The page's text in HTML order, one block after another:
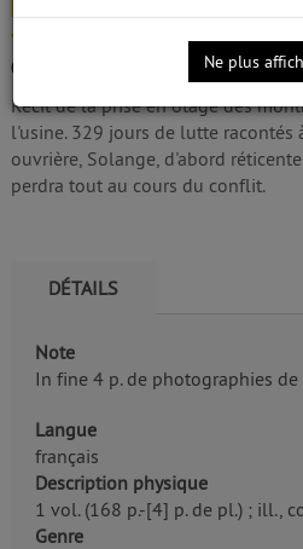
/5
0
Galandon, Laurent
Edité parDargaud
Récit de la prise en otage des
l'usine. 329 jours de lutte racontés
ouvrière, Solange, d'abord
perdra tout au cours du conflit.
DÉTAILS
Note
In fine 4 p. de photographies
Langue
français
Description physique
1 vol. (168 p.-[4] p. de pl.) ; ill.,
Genre
Ne plus